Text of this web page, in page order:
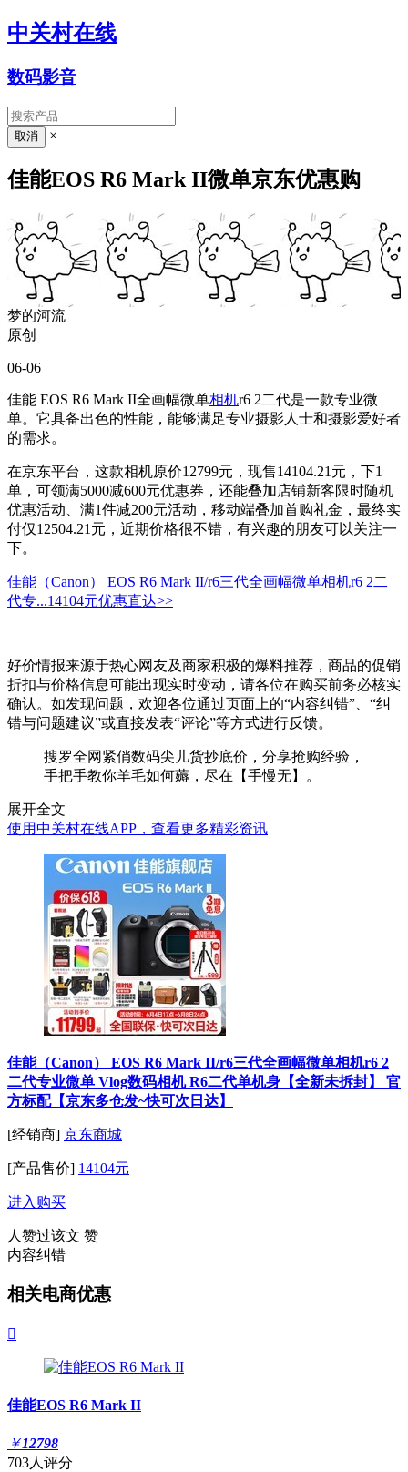
中关村在线
数码影音
×
佳能EOS R6 Mark II微单京东优惠购
梦的河流
原创
06-06
佳能 EOS R6 Mark II全画幅微单相机r6 2二代是一款专业微
单。它具备出色的性能，能够满足专业摄影人士和摄影爱好者
的需求。
在京东平台，这款相机原价12799元，现售14104.21元，下1
单，可领满5000减600元优惠券，还能叠加店铺新客限时随机
优惠活动、满1件减200元活动，移动端叠加首购礼金，最终实
付仅12504.21元，近期价格很不错，有兴趣的朋友可以关注一
下。
佳能（Canon） EOS R6 Mark II/r6三代全画幅微单相机r6 2二
代专...14104元优惠直达>>
好价情报来源于热心网友及商家积极的爆料推荐，商品的促销
折扣与价格信息可能出现实时变动，请各位在购买前务必核实
确认。如发现问题，欢迎各位通过页面上的“内容纠错”、“纠
错与问题建议”或直接发表“评论”等方式进行反馈。
搜罗全网紧俏数码尖儿货抄底价，分享抢购经验，
手把手教你羊毛如何薅，尽在【手慢无】。
展开全文
使用中关村在线APP，查看更多精彩资讯
佳能（Canon） EOS R6 Mark II/r6三代全画幅微单相机r6 2
二代专业微单 Vlog数码相机 R6二代单机身【全新未拆封】 官
方标配【京东多仓发~快可次日达】
[经销商] 京东商城
[产品售价] 14104元
进入购买
人赞过该文 赞
内容纠错
相关电商优惠

佳能EOS R6 Mark II
￥12798
703人评分